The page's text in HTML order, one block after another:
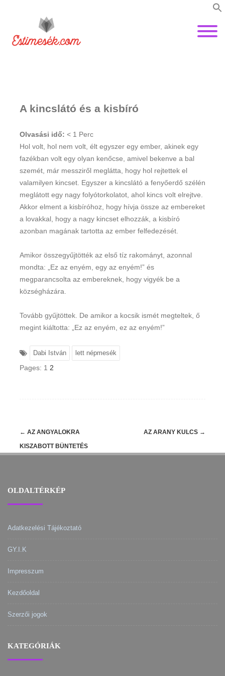
A kincslátó és a kisbíró
Olvasási idő: < 1 Perc
Hol volt, hol nem volt, élt egyszer egy ember, akinek egy
fazékban volt egy olyan kenőcse, amivel bekenve a bal
szemét, már messziről meglátta, hogy hol rejtettek el
valamilyen kincset. Egyszer a kincslátó a fenyőerdő szélén
meglátott egy nagy folyótorkolatot, ahol kincs volt elrejtve.
Akkor elment a kisbíróhoz, hogy hívja össze az embereket
a lovakkal, hogy a nagy kincset elhozzák, a kisbíró
azonban magának tartotta az ember felfedezését.
Amikor összegyűjtötték az első tíz rakományt, azonnal
mondta: „Ez az enyém, egy az enyém!” és
megparancsolta az embereknek, hogy vigyék be a
községházára.
Tovább gyűjtöttek. De amikor a kocsik ismét megteltek, ő
megint kiáltotta: „Ez az enyém, ez az enyém!”
Dabi István lett népmesék
Pages: 1 2
Post
navigation
← AZ ANGYALOKRA
KISZABOTT BÜNTETÉS
AZ ARANY KULCS →
OLDALTÉRKÉP
Adatkezelési Tájékoztató
GY.I.K
Impresszum
Kezdőoldal
Szerzői jogok
KATEGÓRIÁK